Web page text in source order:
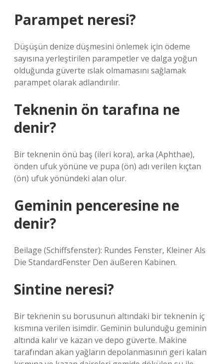
Parampet neresi?
Düşüşün denize düşmesini önlemek için ödeme
sayısına yerleştirilen parampetler ve dalga yoğun
olduğunda güverte ıslak olmamasını sağlamak
parampet olarak adlandırılır.
Teknenin ön tarafına ne
denir?
Bir teknenin önü baş (ileri kora), arka (Aphthae),
önden ufuk yönüne ve pupa (ön) adı verilen kıçtan
(ön) ufuk yönündeki alan olur.
Geminin penceresine ne
denir?
Beilage (Schiffsfenster): Rundes Fenster, Kleiner Als
Die StandardFenster Den äußeren Kabinen.
Sintine neresi?
Bir teknenin su borusunun altındaki bir teknenin iç
kısmına verilen isimdir. Geminin bulunduğu geminin
altında kalır ve kazan ve depo güverte. Makine
tarafından akan yağların depolanmasının geri kalan